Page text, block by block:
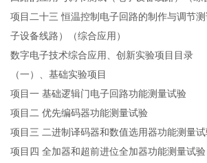
项目二十三 恒温控制电子回路的制作与调节
子设备线路）（综合应用）
数字电子技术综合应用、创新实验项目目录
（一）、基础实验项目
项目一 基础逻辑门电子回路功能测量试验
项目二 优先编码器功能测量试验
项目三 二进制译码器和数值选用器功能测量
项目四 全加器和超前进位全加器功能测量试验